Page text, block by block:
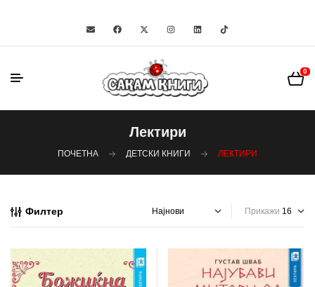
0
Лектири
ПОЧЕТНА ДЕТСКИ КНИГИ ЛЕКТИРИ
Филтер Прикажи